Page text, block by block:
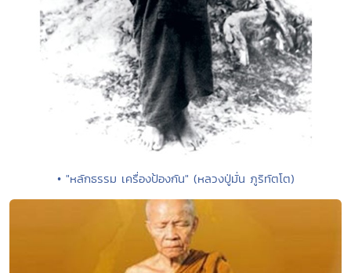
• "หลักธรรม เครื่องป้องกัน" (หลวงปู่มั่น ภูริทัตโต)